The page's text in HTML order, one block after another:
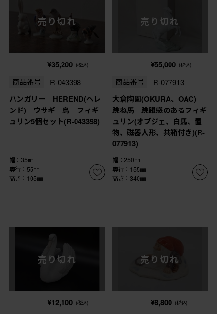
売り切れ
¥35,200 (税込)
商品番号 R-043398
ハンガリー HEREND(ヘレ
ンド) ウサギ 鳥 フィギ
ュリン5個セット(R-043398)
幅：35㎜
奥行：55㎜
高さ：105㎜
売り切れ
¥55,000 (税込)
商品番号 R-077913
大倉陶園(OKURA、OAC)
跳ね馬 跳躍感のあるフィギ
ュリン(オブジェ、白馬、置
物、磁器人形、共箱付き)(R-
077913)
幅：250㎜
奥行：155㎜
高さ：340㎜
売り切れ
¥12,100 (税込)
売り切れ
¥8,800 (税込)